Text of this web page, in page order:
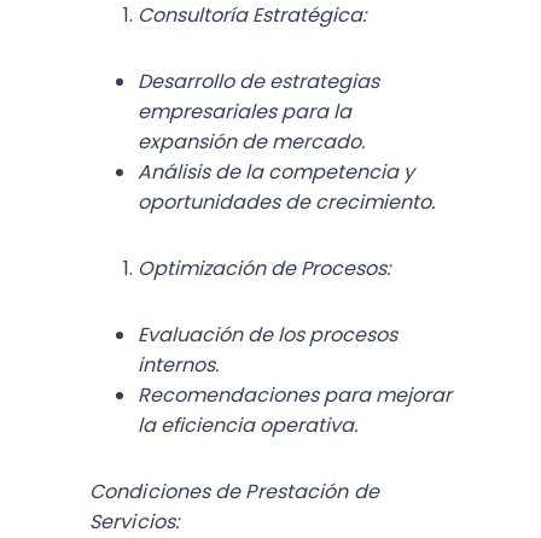
Consultoría Estratégica:
Desarrollo de estrategias
empresariales para la
expansión de mercado.
Análisis de la competencia y
oportunidades de crecimiento.
Optimización de Procesos:
Evaluación de los procesos
internos.
Recomendaciones para mejorar
la eficiencia operativa.
Condiciones de Prestación de
Servicios: